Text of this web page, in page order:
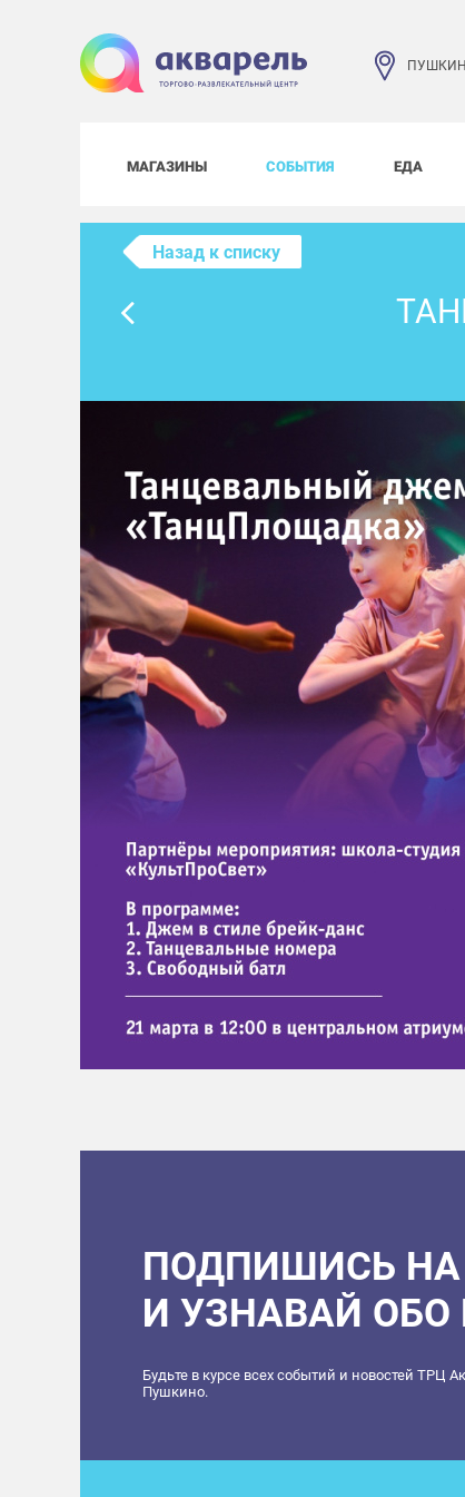
МАГАЗИНЫ СОБЫТИЯ ЕДА
Назад к списку
ПОДПИШИСЬ
И УЗНАВАЙ
Будьте в курсе всех событий и новостей ТРЦ
Пушкино.